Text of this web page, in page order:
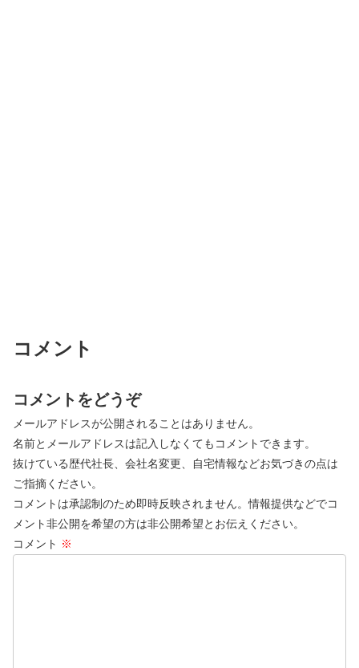
コメント
コメントをどうぞ
メールアドレスが公開されることはありません。
名前とメールアドレスは記入しなくてもコメントできます。
抜けている歴代社長、会社名変更、自宅情報などお気づきの点は
ご指摘ください。
コメントは承認制のため即時反映されません。情報提供などでコ
メント非公開を希望の方は非公開希望とお伝えください。
コメント ※